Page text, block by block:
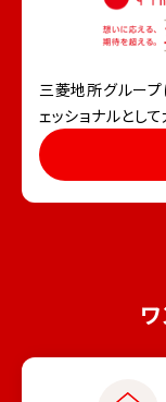
三菱地所グルー
ェッショナルとし